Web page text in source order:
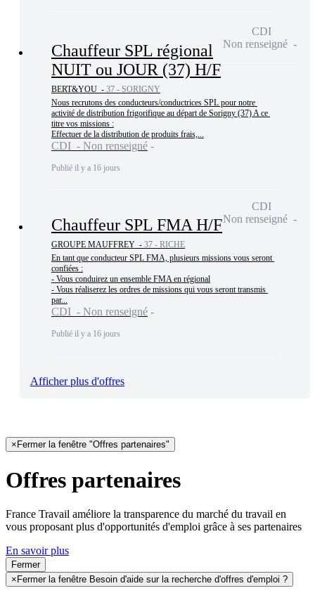
Chauffeur SPL régional
NUIT ou JOUR (37) H/F
BERT&YOU - 37 - SORIGNY
Nous recrutons des conducteurs/conductrices SPL pour notre
activité de distribution frigorifique au départ de Sorigny (37) A ce
titre vos missions :
Effectuer de la distribution de produits frais,...
CDI - Non renseigné
Publié il y a 16 jours
CDI
Non renseigné
Chauffeur SPL FMA H/F
GROUPE MAUFFREY - 37 - RICHE
En tant que conducteur SPL FMA, plusieurs missions vous seront
confiées :
- Vous conduirez un ensemble FMA en régional
- Vous réaliserez les ordres de missions qui vous seront transmis
par...
CDI - Non renseigné
Publié il y a 16 jours
CDI
Non renseigné
Afficher plus d'offres
× Fermer la fenêtre "Offres partenaires"
Offres partenaires
France Travail améliore la transparence du marché du travail en
vous proposant plus d'opportunités d'emploi grâce à ses partenaires
En savoir plus
Fermer
× Fermer la fenêtre Besoin d'aide sur la recherche d'offres d'emploi ?